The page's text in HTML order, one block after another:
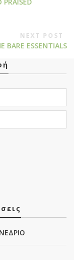
NEXT POST
BARE ESSENTIALS